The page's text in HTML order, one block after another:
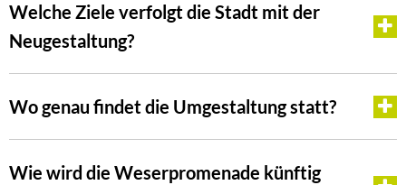
Welche Ziele verfolgt die Stadt mit der
Neugestaltung?
Wo genau findet die Umgestaltung statt?
Wie wird die Weserpromenade künftig